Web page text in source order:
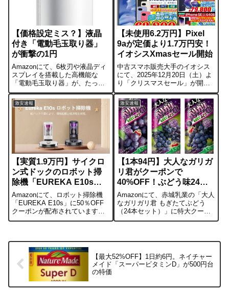
【価格設定ミス？】液晶
付き「電動毛玉取り器」
が衝撃の1円
Amazonにて、6枚刃や液晶ディ
スプレイを搭載した高機能な
「電動毛玉取り器」が、たった
の1円で販売されています。通
常、こうした充電式・替刃付き
のモデルは2,000円〜3,000円程
度が相場です。1円という価格は
明らかに常軌を逸しており、
【未使用6.2万円】Pixel
9aが定価より1.7万円安！
イオシスXmasセール開始
中古スマホ販売大手のイオシス
にて、2025年12月20日（土）よ
り「クリスマスセール」が開始
されました。目玉商品は、コス
トパフォーマンスの高さで人気
の「Google Pixel
9a（128GB）」です。未使用品
が62,800円まで値下げさ...
激安速報
【実質1.9万円】サイクロ
ン式ドックのロボット掃
除機「EUREKA E10s」
が50％OFFクーポン対象
Amazonにて、ロボット掃除機
「EUREKA E10s」に50％OFF
クーポンが配布されています。
記事作成時点の表示価格
です。■主な仕様吸引力：
4000Pa清掃能力：...
激安速報
【1本94円】大人なガリガ
リ君がクーポンで
40%OFF！ぶどう味24本
が2,252円
Amazonにて、赤城乳業の「大人
なガリガリ君 もぎたてぶどう
（24本セット）」に特大クーポ
ンが出ています。表示価格3,754
94円という激安価格で購入可能
です。📌 価格・スペッ...
【最大52%OFF】1日約6円。ネイチャー
メイド「スーパービタミンD」が500円台
の特価